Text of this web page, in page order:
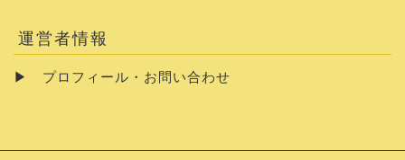
運営者情報
▶ プロフィール・お問い合わせ